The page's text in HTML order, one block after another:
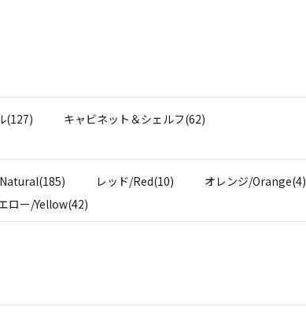
(127)
キャビネット＆シェルフ(62)
レッド/Red(10)
オレンジ/Orange(4)
ロー/Yellow(42)